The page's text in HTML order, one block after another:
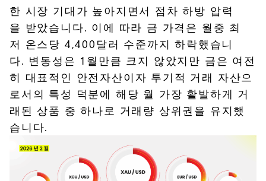
한 시장 기대가 높아지면서 점차 하방 압력
을 받았습니다. 이에 따라 금 가격은 월중 최
저 온스당 4,400달러 수준까지 하락했습니
다. 변동성은 1월만큼 크지 않았지만 금은 여전
히 대표적인 안전자산이자 투기적 거래 자산으
로서의 특성 덕분에 해당 월 가장 활발하게 거
래된 상품 중 하나로 거래량 상위권을 유지했
습니다.